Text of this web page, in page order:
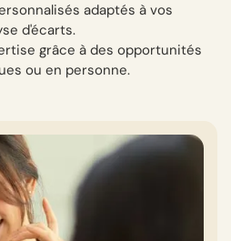
adaptés à vos
d'écarts.
grâce à des opportunités
ou en personne.